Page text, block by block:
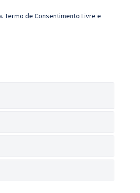
Termo de Consentimento Livre e